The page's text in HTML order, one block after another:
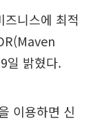
니스에 최적
일 밝혔다.
이용하면 신